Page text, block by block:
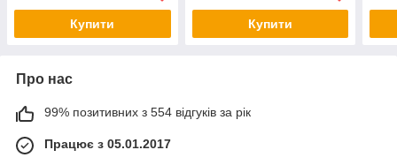
Купити Купити
Про нас
99% позитивних з 554 відгуків за рік
Працює з 05.01.2017